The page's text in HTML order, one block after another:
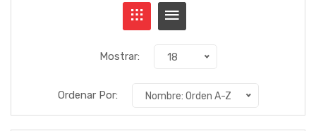
Mostrar: 18
Ordenar Por: Nombre: Orden A-Z